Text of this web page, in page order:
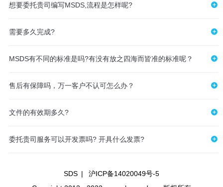
想要委托贵司编写MSDS,流程是怎样呢?
需要多久完成?
MSDS有不同的标准是吗?有没有放之四海而皆准的标准呢？
售后有保障吗，万一客户不认可怎么办？
文件的有效期多久?
委托贵司服务可以开发票吗? 开具什么发票?
SDS | 沪ICP备14020049号-5